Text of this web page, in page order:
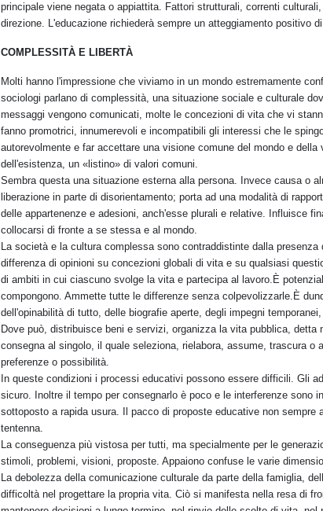
principale viene negata o appiattita. Fattori strutturali, correnti
direzione. L'educazione richiederà sempre un atteggiamento positivo
COMPLESSITÀ E LIBERTÀ
Molti hanno l'impressione che viviamo in un mondo estremamente
sociologi parlano di complessità, una situazione sociale e culturale
messaggi vengono comunicati, molte le concezioni di vita che vi
fanno promotrici, innumerevoli e incompatibili gli interessi che le
autorevolmente e far accettare una visione comune del mondo e
dell'esistenza, un «listino» di valori comuni.
Sembra questa una situazione esterna alla persona. Invece causa o
liberazione in parte di disorientamento; porta ad una modalità di
delle appartenenze e adesioni, anch'esse plurali e relative. Influisce
collocarsi di fronte a se stessa e al mondo.
La società e la cultura complessa sono contraddistinte dalla
differenza di opinioni su concezioni globali di vita e su qualsiasi
di ambiti in cui ciascuno svolge la vita e partecipa al lavoro.È
compongono. Ammette tutte le differenze senza colpevolizzarle.È
dell'opinabilità di tutto, delle biografie aperte, degli impegni
Dove può, distribuisce beni e servizi, organizza la vita pubblica,
consegna al singolo, il quale seleziona, rielabora, assume, trascura o
preferenze o possibilità.
In queste condizioni i processi educativi possono essere difficili. Gli
sicuro. Inoltre il tempo per consegnarlo è poco e le interferenze sono
sottoposto a rapida usura. Il pacco di proposte educative non
tentenna.
La conseguenza più vistosa per tutti, ma specialmente per le
stimoli, problemi, visioni, proposte. Appaiono confuse le varie
La debolezza della comunicazione culturale da parte della famiglia,
difficoltà nel progettare la propria vita. Ciò si manifesta nella resa di